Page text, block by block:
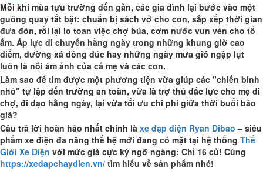
Mỗi khi mùa tựu trường đến gần, các gia đình lại bước vào một
guồng quay tất bật: chuẩn bị sách vở cho con, sắp xếp thời gian
đưa đón, rồi lại lo toan việc chợ búa, cơm nước vun vén cho tổ
ấm. Áp lực di chuyển hằng ngày trong những khung giờ cao
điểm, đường xá đông đúc hay những ngày mưa gió ngập lụt
luôn là nỗi ám ảnh của cả mẹ và các con.
Làm sao để tìm được một phương tiện vừa giúp các "chiến binh
nhỏ" tự lập đến trường an toàn, vừa là trợ thủ đắc lực cho mẹ đi
chợ, đi dạo hằng ngày, lại vừa tối ưu chi phí giữa thời buổi bão
giá?
Câu trả lời hoàn hảo nhất chính là xe đạp điện Ryan Dibao – siêu
phẩm xe điện đa năng thế hệ mới đang có mặt tại hệ thống Thế
Giới Xe Điện với mức giá cực kỳ ngỡ ngàng: Chỉ 16 củ! Cùng
https://xedapchaydien.vn/ tìm hiểu về sản phẩm nhé!